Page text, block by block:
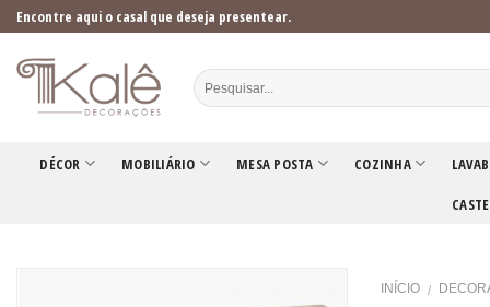
Skip
to
content
Encontre aqui o casal que deseja presentear.
DÉCOR MOBILIÁRIO MESA POSTA COZINHA
INÍCIO /